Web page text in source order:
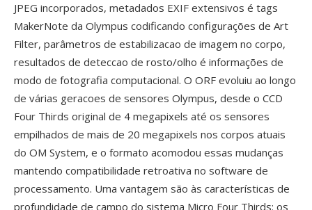
JPEG incorporados, metadados EXIF extensivos é tags
MakerNote da Olympus codificando configurações de Art
Filter, parâmetros de estabilizacao de imagem no corpo,
resultados de deteccao de rosto/olho é informações de
modo de fotografia computacional. O ORF evoluiu ao longo
de várias geracoes de sensores Olympus, desde o CCD
Four Thirds original de 4 megapixels até os sensores
empilhados de mais de 20 megapixels nos corpos atuais
do OM System, e o formato acomodou essas mudanças
mantendo compatibilidade retroativa no software de
processamento. Uma vantagem são às características de
profundidade de campo do sistema Micro Four Thirds: os